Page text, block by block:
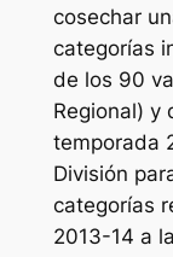
cosechar
categorías
de los 90
Regional) y
temporada
División
categorías
2013-14 a